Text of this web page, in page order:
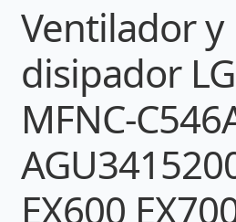
Ventilador y
disipador
MFNC-
EX600